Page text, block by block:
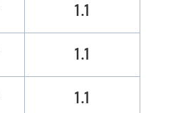
1.1
1.1
1.1